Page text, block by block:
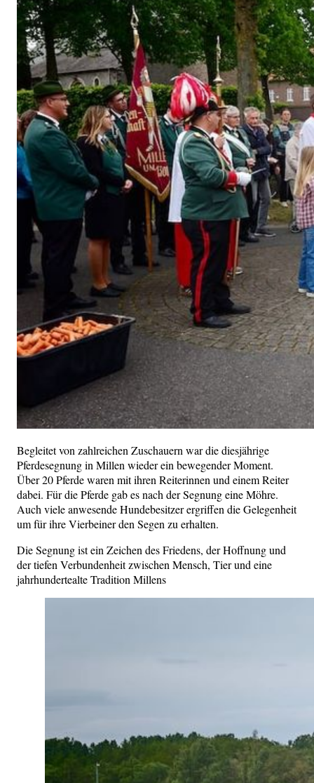
Begleitet von zahlreichen Zuschauern war die diesjährige
Pferdesegnung in Millen wieder ein bewegender Moment.
Über 20 Pferde waren mit ihren Reiterinnen und einem Reiter
dabei. Für die Pferde gab es nach der Segnung eine Möhre.
Auch viele anwesende Hundebesitzer ergriffen die Gelegenheit
um für ihre Vierbeiner den Segen zu erhalten.
Die Segnung ist ein Zeichen des Friedens, der Hoffnung und
der tiefen Verbundenheit zwischen Mensch, Tier und eine
jahrhundertealte Tradition Millens